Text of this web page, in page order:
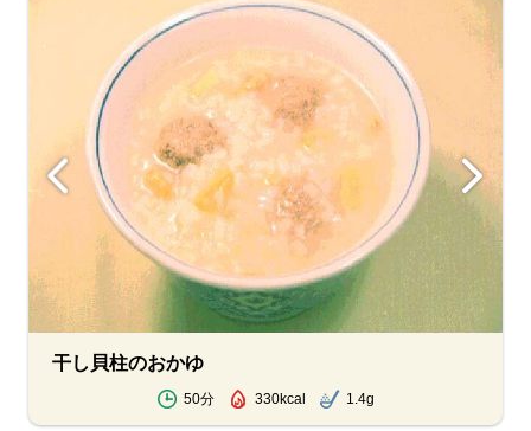
干し貝柱のおかゆ
50分 330kcal 1.4g